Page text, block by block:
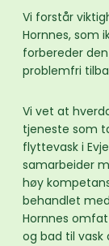
Vi forstår
Hornnes, som
forbereder
problemfri
Vi vet at
tjeneste som
flyttevask i
samarbeider
høy
behandlet
Hornnes
og bad til vask